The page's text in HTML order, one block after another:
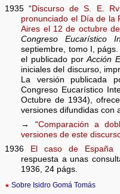
1935 “Discurso de S. E.
pronunciado el Día de la
Aires el 12 de octubre
Congreso Eucarístico
septiembre, tomo I,
el publicado porAcción
iniciales del discurso,
La versión publicada
Congreso Eucarístico
Octubre de 1934),
versiones difundidas con
→ “Comparación a
versiones de este
1936 El caso de España
respuesta a unas
1936, 24 págs.
★ Sobre Isidro Gomá Tomás